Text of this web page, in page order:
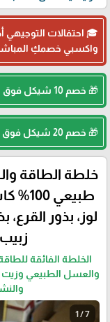
🎓 احتفالات
واكسبي خصمكِ
🎁 خصم 10 شيكل فوق الـ 250 شيكل ( كود : Diet10 )
🎁 خصم 20 شيكل فوق الـ 400 شيكل ( كود : Diet20 )
خلطة الطاقة
لوز، بذور
زبيب،
الخلطة الفائقة
والعسل الطبيعي وزيت
1 / 7